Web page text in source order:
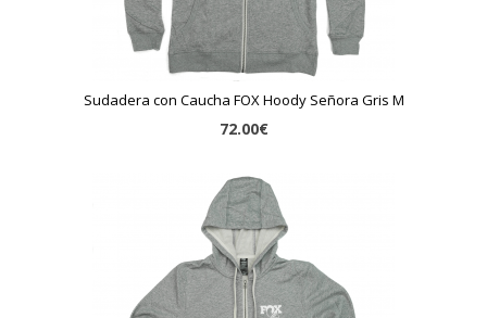
Sudadera con Caucha FOX Hoody Señora Gris M
72.00€